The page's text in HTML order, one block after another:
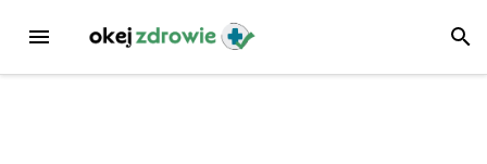
treści
MENU